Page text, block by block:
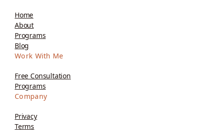
Home
About
Programs
Blog
Work With Me
Free Consultation
Programs
Company
Privacy
Terms